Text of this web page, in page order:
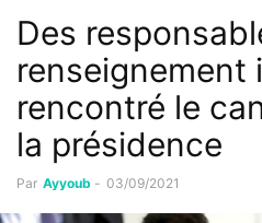
Des
renseignement
rencontré le
la présidence
Par Ayyoub - 03/09/2021